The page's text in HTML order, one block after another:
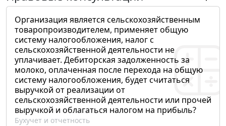
Организация является сельскохозяйственным
товаропроизводителем, применяет общую
систему налогообложения, налог с
сельскохозяйственной деятельности не
уплачивает. Дебиторская задолженность за
молоко, оплаченная после перехода на общую
систему налогообложения, будет считаться
выручкой от реализации от
сельскохозяйственной деятельности или прочей
выручкой и облагаться налогом на прибыль?
Бухучет и отчетность